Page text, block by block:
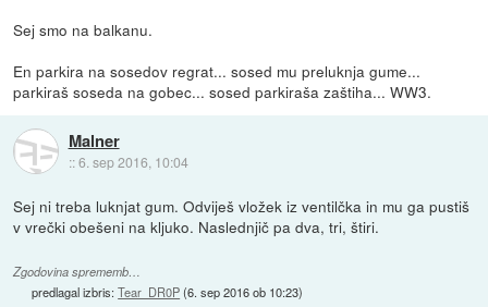
Sej smo na balkanu.
En parkira na sosedov regrat... sosed mu preluknja gume...
parkiraš soseda na gobec... sosed parkiraša zaštiha... WW3.
Malner
::6. sep 2016, 10:04
Sej ni treba luknjat gum. Odviješ vložek iz ventilčka in mu ga pustiš
v vrečki obešeni na kljuko. Naslednjič pa dva, tri, štiri.
Zgodovina sprememb…
predlagal izbris:Tear_DR0P(6. sep 2016 ob 10:23)